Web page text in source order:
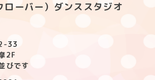
ーバー）ダンススタジオ
33
2F
びです